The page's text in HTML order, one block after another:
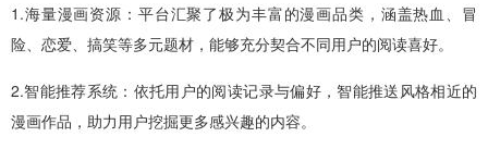
1.海量漫画资源：平台汇聚了极为丰富的漫画品类，涵盖热血、冒
险、恋爱、搞笑等多元题材，能够充分契合不同用户的阅读喜好。
2.智能推荐系统：依托用户的阅读记录与偏好，智能推送风格相近的
漫画作品，助力用户挖掘更多感兴趣的内容。